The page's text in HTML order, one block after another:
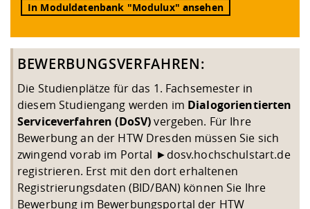
In Moduldatenbank "Modulux" ansehen
BEWERBUNGSVERFAHREN:
Die Studienplätze für das 1. Fachsemester in
diesem Studiengang werden im Dialogorientierten
Serviceverfahren (DoSV)vergeben. Für Ihre
Bewerbung an der HTW Dresden müssen Sie sich
zwingend vorab im Portal ►dosv.hochschulstart.de
registrieren. Erst mit den dort erhaltenen
Registrierungsdaten (BID/BAN) können Sie Ihre
Bewerbung im Bewerbungsportal der HTW